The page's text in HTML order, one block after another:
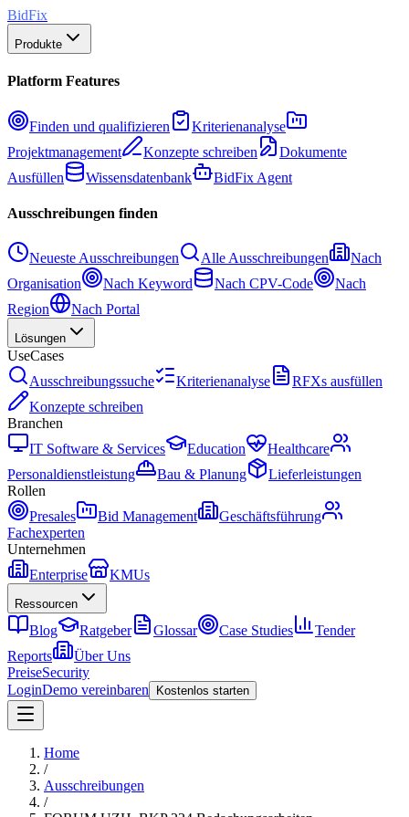
BidFix
Produkte
Platform Features
Finden und qualifizieren
Kriterienanalyse
Projektmanagement
Konzepte schreiben
Dokumente
Ausfüllen
Wissensdatenbank BidFix Agent
Ausschreibungen finden
Neueste Ausschreibungen Alle Ausschreibungen
Nach
Organisation
Nach Keyword Nach CPV-Code
Nach
Region
Nach Portal
Lösungen
UseCases
Ausschreibungssuche
Kriterienanalyse
RFXs ausfüllen
Konzepte schreiben
Branchen
IT Software & Services
Education
Healthcare
Personaldienstleistung
Bau & Planung
Lieferleistungen
Rollen
Presales
Bid Management
Geschäftsführung
Fachexperten
Unternehmen
Enterprise
KMUs
Ressourcen
Blog Ratgeber Glossar Case Studies
Tender
Reports
Über Uns
PreiseSecurity
LoginDemo vereinbaren Kostenlos starten
Home
/
Ausschreibungen
/